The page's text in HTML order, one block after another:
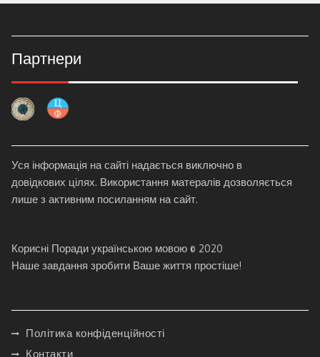
Партнери
Уся інформація на сайті надається виключно в
довідкових цілях. Використання матералів дозволяється
лише з активним посиланням на сайт.
Корисні Поради українською мовою © 2020
Наше завдання зробити Ваше життя простіше!
Політика конфіденційності
Контакти